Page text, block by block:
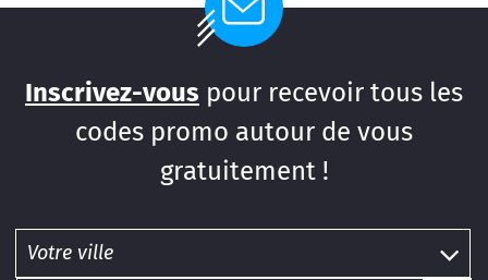
Inscrivez-vous pour recevoir tous les
codes promo autour de vous
gratuitement !